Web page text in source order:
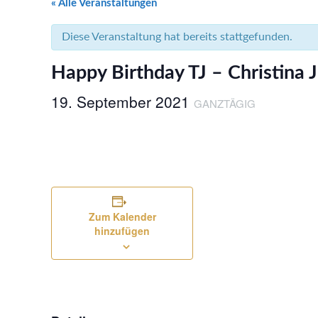
« Alle Veranstaltungen
Diese Veranstaltung hat bereits stattgefunden.
Happy Birthday TJ – Christina
19. September 2021 GANZTÄGIG
Zum Kalender
hinzufügen